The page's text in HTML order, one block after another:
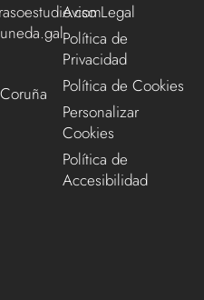
Aviso Legal
Política de
Privacidad
Política de Cookies
Personalizar
Cookies
Política de
Accesibilidad